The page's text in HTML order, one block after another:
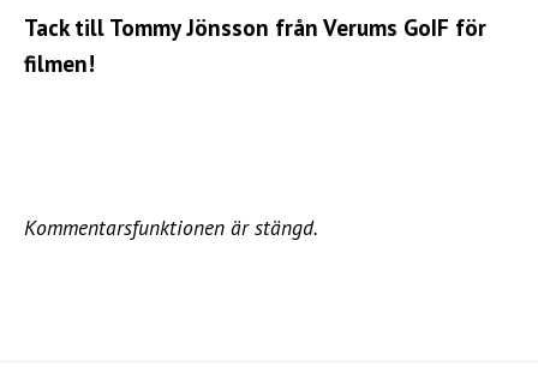
Tack till Tommy Jönsson från Verums GoIF för
filmen!
Kommentarsfunktionen är stängd.